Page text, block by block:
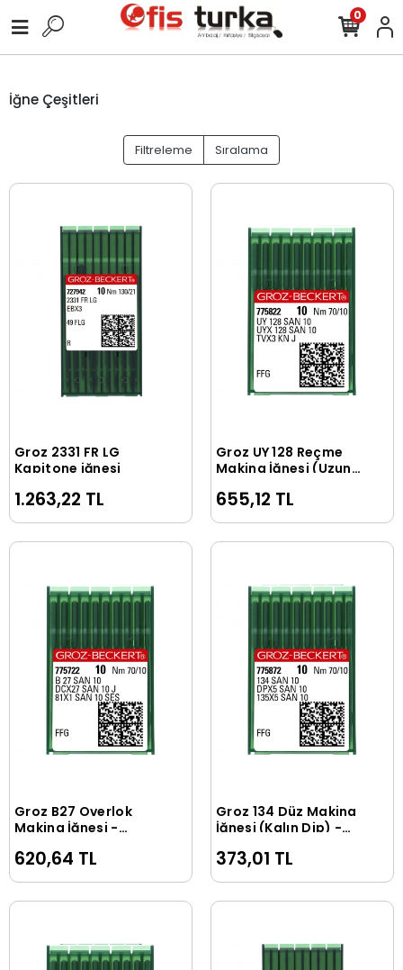
0
İğne Çeşitleri
Filtreleme Sıralama
Sepete Ekle
Groz 2331 FR LG
Kapitone iğnesi
1.263,22 TL
Sepete Ekle
Groz UY 128 Reçme
Makina İğnesi (Uzun)
655,12 TL
Sepete Ekle
Groz B27 Overlok
Makina İğnesi -
620,64 TL
Sepete Ekle
Groz 134 Düz Makina
İğnesi (Kalın Dip) -
373,01 TL